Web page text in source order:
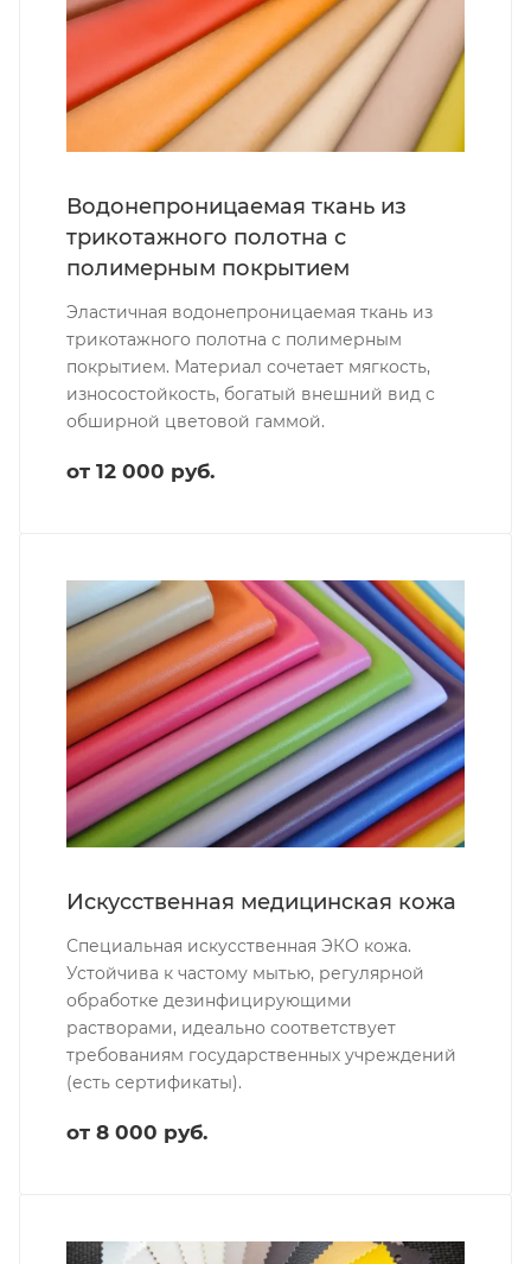
Водонепроницаемая ткань из
трикотажного полотна с
полимерным покрытием
Эластичная водонепроницаемая ткань из
трикотажного полотна с полимерным
покрытием. Материал сочетает мягкость,
износостойкость, богатый внешний вид с
обширной цветовой гаммой.
от 12 000 руб.
Искусственная медицинская кожа
Специальная искусственная ЭКО кожа.
Устойчива к частому мытью, регулярной
обработке дезинфицирующими
растворами, идеально соответствует
требованиям государственных учреждений
(есть сертификаты).
от 8 000 руб.